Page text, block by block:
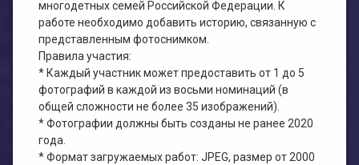
многодетных семей Российской Федерации. К
работе необходимо добавить историю, связанную с
представленным фотоснимком.
Правила участия:
* Каждый участник может предоставить от 1 до 5
фотографий в каждой из восьми номинаций (в
общей сложности не более 35 изображений).
* Фотографии должны быть созданы не ранее 2020
года.
* Формат загружаемых работ: JPEG, размер от 2000